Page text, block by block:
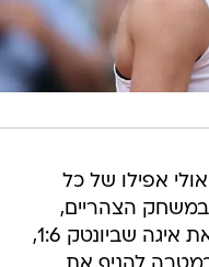
אפילו של כל
במשחק הצהריים,
(15) ניצחה את איגה שביונטק 1:6,